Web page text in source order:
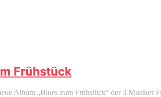
Frühstück
Album „Blues zum Frühstück“ der 3 Musiker